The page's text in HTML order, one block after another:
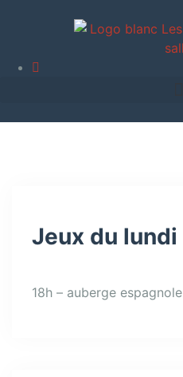
Jeux du lundi
18h – auberge espagnole